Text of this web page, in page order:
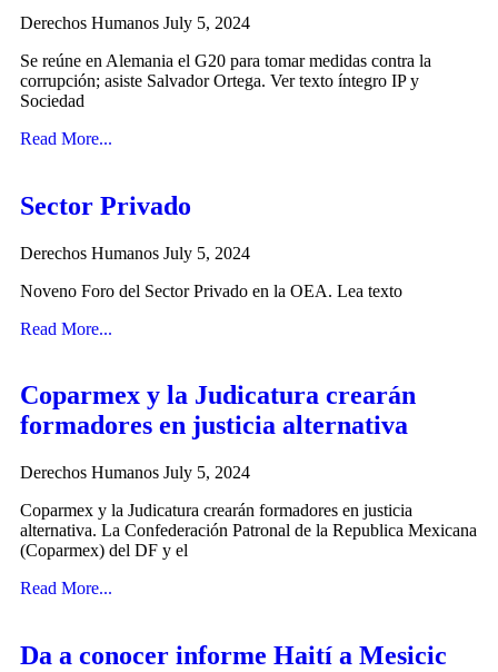
Derechos Humanos July 5, 2024
Se reúne en Alemania el G20 para tomar medidas contra la
corrupción; asiste Salvador Ortega. Ver texto íntegro IP y
Sociedad
Read More...
Sector Privado
Derechos Humanos July 5, 2024
Noveno Foro del Sector Privado en la OEA. Lea texto
Read More...
Coparmex y la Judicatura crearán
formadores en justicia alternativa
Derechos Humanos July 5, 2024
Coparmex y la Judicatura crearán formadores en justicia
alternativa. La Confederación Patronal de la Republica Mexicana
(Coparmex) del DF y el
Read More...
Da a conocer informe Haití­ a Mesicic